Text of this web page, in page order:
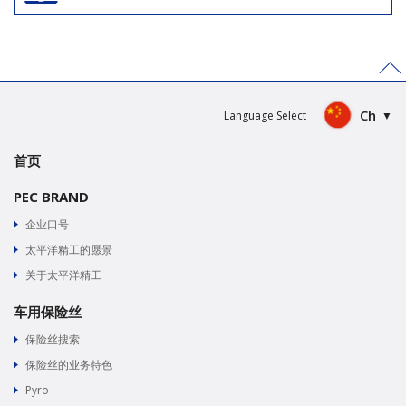
Language Select Ch
首页
PEC BRAND
企业口号
太平洋精工的愿景
关于太平洋精工
车用保险丝
保险丝搜索
保险丝的业务特色
Pyro